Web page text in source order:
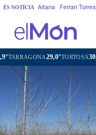
ÉS NOTÍCIA Aitana Ferran Torres
29,0°TORTOSA30,5°MATARÓ